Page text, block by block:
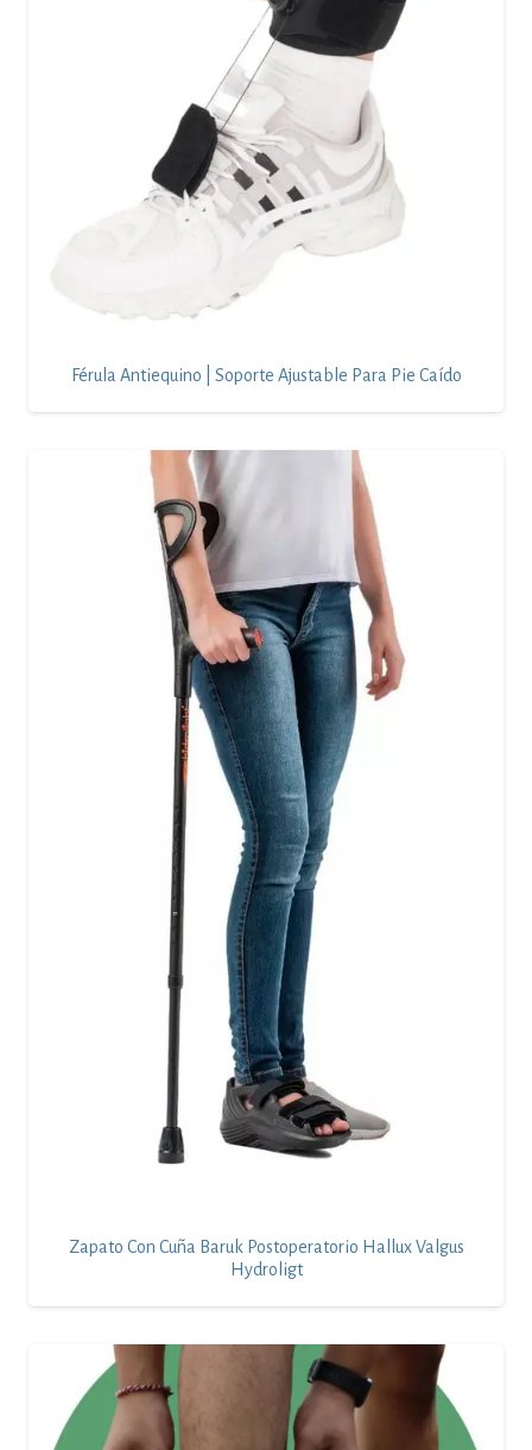
Férula Antiequino | Soporte Ajustable Para Pie Caído
Zapato Con Cuña Baruk Postoperatorio Hallux Valgus
Hydroligt